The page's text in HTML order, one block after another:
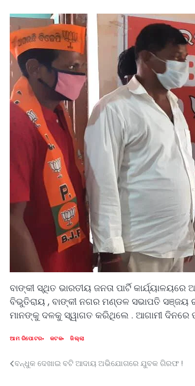
ବାଙ୍କୀ ସ୍ଥିତ ଭାରତୀୟ ଜନତା ପାର୍ଟି
ବିଭୁତିରାୟ , ବାଙ୍କୀ ନଗର ମଣ୍ଡଳ ସଭାପତି ସଞ୍ଜୟ
ମାନଙ୍କୁ ଦଳକୁ ସ୍ୱାଗତ କରିଥିଲେ . ଆଗାମୀ ଦିନରେ
ଆମ ରିପୋଟର କଟକ ଜିଲ୍ଲା
Post
ବନ୍ଧୁକ ଦେଖାଇ ବଟି ଆଦାୟ ଅଭିଯୋଗରେ ଯୁବକ ଗିରଫ !